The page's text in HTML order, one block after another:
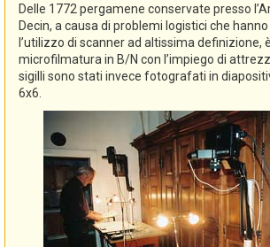
Delle 1772 pergamene conservate presso
Decin, a causa di problemi logistici che
l’utilizzo di scanner ad altissima
microfilmatura in B/N con l’impiego di
sigilli sono stati invece fotografati in
6x6.